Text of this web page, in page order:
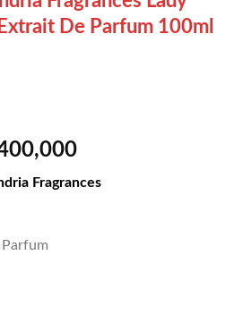
De Parfum 100ml
Khoảng
từ
Fragrances